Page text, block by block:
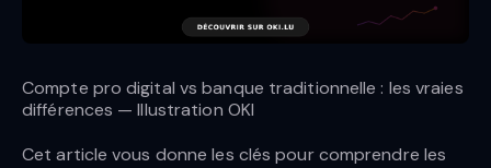
Compte pro digital vs banque traditionnelle : les vraies
différences — Illustration OKI
Cet article vous donne les clés pour comprendre les